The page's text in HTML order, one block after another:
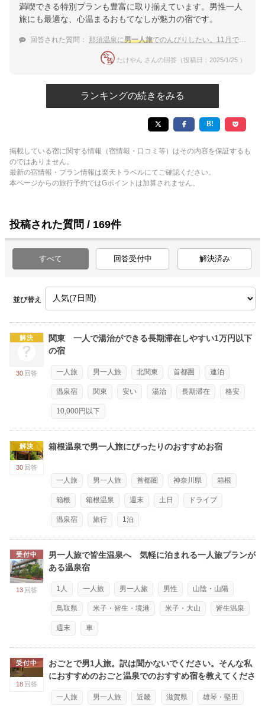
満喫できる特別プランも豊富に取り揃えています。男性一人
旅にも最適な、心温まるおもてなしが魅力の宿です。
回答された質問： 那須温泉に男一人旅でのんびりしたい。11月で1泊30000円以下のところを探し中！
たけやん さんの回答（投稿日：2025/1/25 ）
ランキングの続きをみる
掲載している宿に関する情報（宿情報・口コミ等）はその内容を保証するも
のではありません。
最新の宿情報・プラン情報は楽天トラベルにてご確認ください。
本ページからの旅行予約ではGポイントは加算されません。
投稿された質問 / 169件
すべて 回答受付中 解決済み
並び替え
解決
30 回答
関東 一人で湯治ができる長期滞在しやすい1万円以下
の宿
一人旅 男一人旅 北関東 首都圏 連泊
温泉宿 関東 安い 湯治 長期滞在 格安
10,000円以下
解決
30 回答
箱根温泉で男一人旅にぴったりのおすすめお宿
一人旅 男一人旅 首都圏 神奈川県 箱根
箱根 箱根温泉 週末 土日 ドライブ
温泉宿 旅行 1泊
受付中
13 回答
男一人旅で皆生温泉へ 気軽に泊まれる一人旅プランが
ある温泉宿
1人 一人旅 男一人旅 男性 山陰・山陽
鳥取県 米子・皆生・境港 米子・大山 皆生温泉
週末 車
受付中
18 回答
おごとで男1人旅。訳は聞かないでください。そんな私
におすすめのおごと温泉でのおすすめ宿を教えてくださ
い。
一人旅 男一人旅 近畿 滋賀県 雄琴・堅田